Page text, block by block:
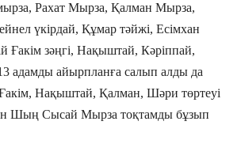
Рахат Мырза, Қалман Мырза,
үкірдай, Құмар тәйжі, Есімхан
Ғакім зәңгі, Нақыштай, Кәріппай,
адамды айырпланға салып алды да
Нақыштай, Қалман, Шәри төртеуі
Шың Сысай Мырза тоқтамды бұзып